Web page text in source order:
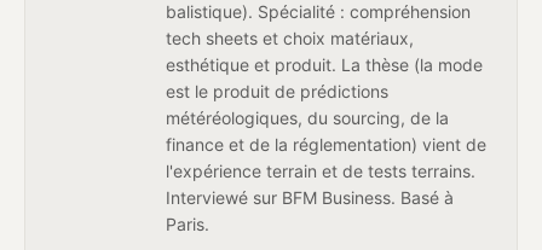
balistique). Spécialité : compréhension
tech sheets et choix matériaux,
esthétique et produit. La thèse (la mode
est le produit de prédictions
météréologiques, du sourcing, de la
finance et de la réglementation) vient de
l'expérience terrain et de tests terrains.
Interviewé sur BFM Business. Basé à
Paris.